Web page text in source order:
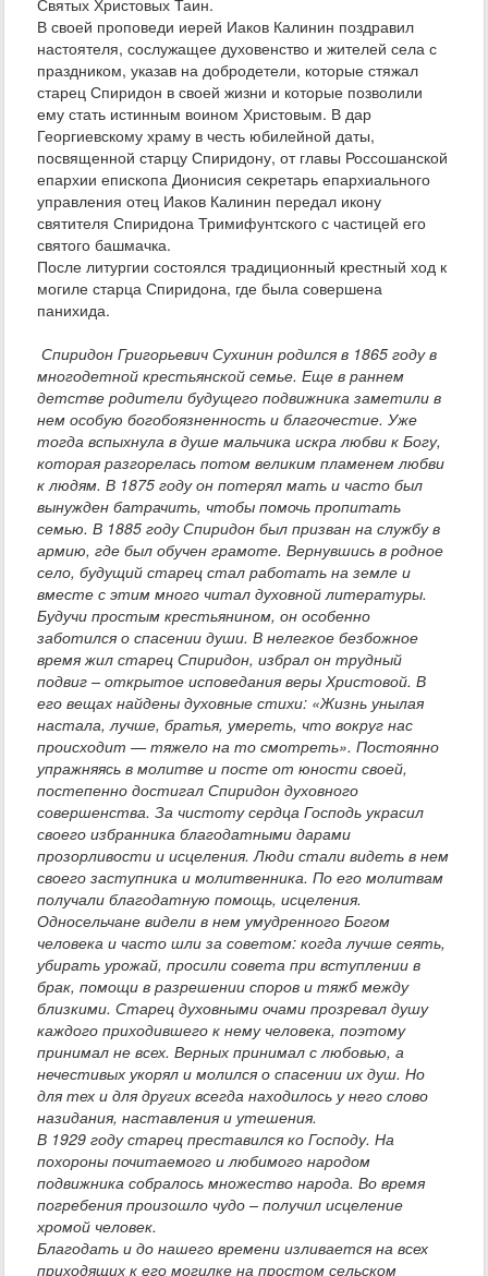
Святых Христовых Таин.
В своей проповеди иерей Иаков Калинин поздравил
настоятеля, сослужащее духовенство и жителей села с
праздником, указав на добродетели, которые стяжал
старец Спиридон в своей жизни и которые позволили
ему стать истинным воином Христовым. В дар
Георгиевскому храму в честь юбилейной даты,
посвященной старцу Спиридону, от главы Россошанской
епархии епископа Дионисия секретарь епархиального
управления отец Иаков Калинин передал икону
святителя Спиридона Тримифунтского с частицей его
святого башмачка.
После литургии состоялся традиционный крестный ход к
могиле старца Спиридона, где была совершена
панихида.
Спиридон Григорьевич Сухинин родился в 1865 году в
многодетной крестьянской семье. Еще в раннем
детстве родители будущего подвижника заметили в
нем особую богобоязненность и благочестие. Уже
тогда вспыхнула в душе мальчика искра любви к Богу,
которая разгорелась потом великим пламенем любви
к людям. В 1875 году он потерял мать и часто был
вынужден батрачить, чтобы помочь пропитать
семью. В 1885 году Спиридон был призван на службу в
армию, где был обучен грамоте. Вернувшись в родное
село, будущий старец стал работать на земле и
вместе с этим много читал духовной литературы.
Будучи простым крестьянином, он особенно
заботился о спасении души. В нелегкое безбожное
время жил старец Спиридон, избрал он трудный
подвиг – открытое исповедания веры Христовой. В
его вещах найдены духовные стихи: «Жизнь унылая
настала, лучше, братья, умереть, что вокруг нас
происходит — тяжело на то смотреть». Постоянно
упражняясь в молитве и посте от юности своей,
постепенно достигал Спиридон духовного
совершенства. За чистоту сердца Господь украсил
своего избранника благодатными дарами
прозорливости и исцеления. Люди стали видеть в нем
своего заступника и молитвенника. По его молитвам
получали благодатную помощь, исцеления.
Односельчане видели в нем умудренного Богом
человека и часто шли за советом: когда лучше сеять,
убирать урожай, просили совета при вступлении в
брак, помощи в разрешении споров и тяжб между
близкими. Старец духовными очами прозревал душу
каждого приходившего к нему человека, поэтому
принимал не всех. Верных принимал с любовью, а
нечестивых укорял и молился о спасении их душ. Но
для тех и для других всегда находилось у него слово
назидания, наставления и утешения.
В 1929 году старец преставился ко Господу. На
похороны почитаемого и любимого народом
подвижника собралось множество народа. Во время
погребения произошло чудо – получил исцеление
хромой человек.
Благодать и до нашего времени изливается на всех
приходящих к его могилке на простом сельском